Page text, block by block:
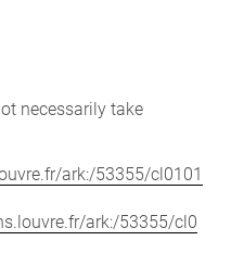
necessarily take
ark:/53355/cl0101
ark:/53355/cl0